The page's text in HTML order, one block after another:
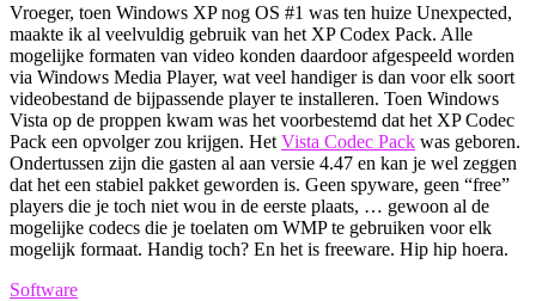
Vroeger, toen Windows XP nog OS #1 was ten huize Unexpected,
maakte ik al veelvuldig gebruik van het XP Codex Pack. Alle
mogelijke formaten van video konden daardoor afgespeeld worden
via Windows Media Player, wat veel handiger is dan voor elk soort
videobestand de bijpassende player te installeren. Toen Windows
Vista op de proppen kwam was het voorbestemd dat het XP Codec
Pack een opvolger zou krijgen. Het Vista Codec Pack was geboren.
Ondertussen zijn die gasten al aan versie 4.47 en kan je wel zeggen
dat het een stabiel pakket geworden is. Geen spyware, geen “free”
players die je toch niet wou in de eerste plaats, … gewoon al de
mogelijke codecs die je toelaten om WMP te gebruiken voor elk
mogelijk formaat. Handig toch? En het is freeware. Hip hip hoera.
Software